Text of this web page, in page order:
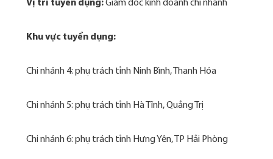
Vị trí tuyển dụng:Giám đốc kinh doanh chi nhánh
Khu vực tuyển dụng:
Chi nhánh 4: phụ trách tỉnh Ninh Bình, Thanh Hóa
Chi nhánh 5: phụ trách tỉnh Hà Tĩnh, Quảng Trị
Chi nhánh 6: phụ trách tỉnh Hưng Yên, TP Hải Phòng